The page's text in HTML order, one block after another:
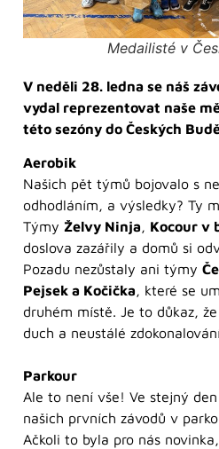
Medailisté v
V neděli 28. ledna se náš
vydal reprezentovat naše
této sezóny do Českých
Aerobik
Našich pět týmů bojovalo s
odhodláním, a výsledky? Ty
Týmy Želvy Ninja, Kocour v
doslova zazářily a domů si
Pozadu nezůstaly ani týmy
Pejsek a Kočička, které se
druhém místě. Je to důkaz,
duch a neustálé
Parkour
Ale to není vše! Ve stejný
našich prvních závodů v
Ačkoli to byla pro nás